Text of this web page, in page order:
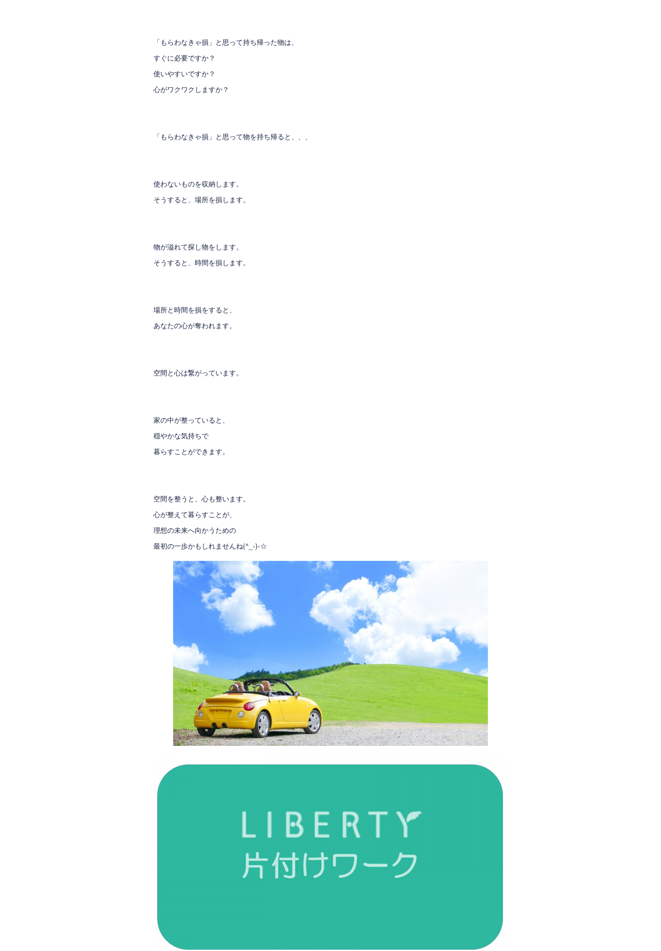
「もらわなきゃ損」と思って持ち帰った物は、
すぐに必要ですか？
使いやすいですか？
心がワクワクしますか？
「もらわなきゃ損」と思って物を持ち帰ると、、、
使わないものを収納します。
そうすると、場所を損します。
物が溢れて探し物をします。
そうすると、時間を損します。
場所と時間を損をすると、
あなたの心が奪われます。
空間と心は繋がっています。
家の中が整っていると、
穏やかな気持ちで
暮らすことができます。
空間を整うと、心も整います。
心が整えて暮らすことが、
理想の未来へ向かうための
最初の一歩かもしれませんね(^_-)-☆